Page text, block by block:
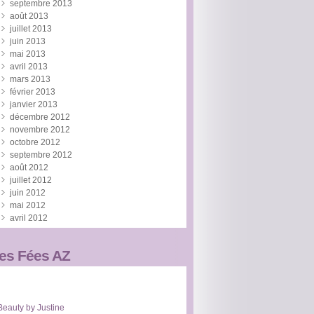
septembre 2013
août 2013
juillet 2013
juin 2013
mai 2013
avril 2013
mars 2013
février 2013
janvier 2013
décembre 2012
novembre 2012
octobre 2012
septembre 2012
août 2012
juillet 2012
juin 2012
mai 2012
avril 2012
Fées AZ
by Justine